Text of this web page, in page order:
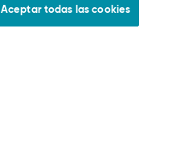
Aceptar todas las cookies